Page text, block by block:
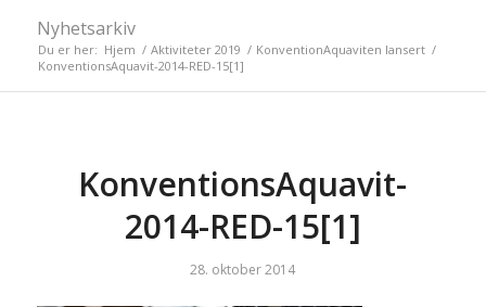
Nyhetsarkiv
Du er her: Hjem / Aktiviteter 2019 / KonventionAquaviten lansert /
KonventionsAquavit-2014-RED-15[1]
KonventionsAquavit-
2014-RED-15[1]
28. oktober 2014